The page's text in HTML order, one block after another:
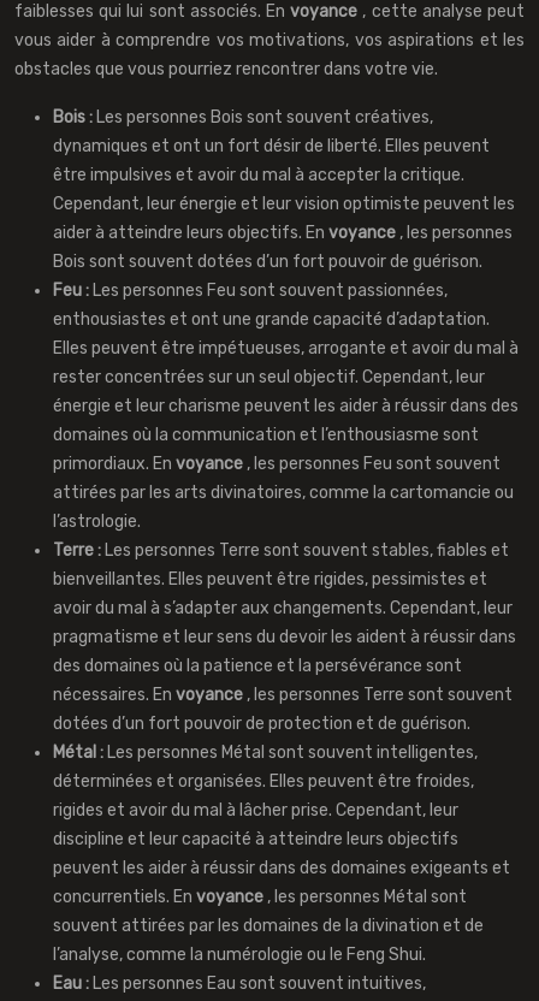
faiblesses qui lui sont associés. Envoyance , cette analyse peut
vous aider à comprendre vos motivations, vos aspirations et les
obstacles que vous pourriez rencontrer dans votre vie.
Bois : Les personnes Bois sont souvent créatives,
dynamiques et ont un fort désir de liberté. Elles peuvent
être impulsives et avoir du mal à accepter la critique.
Cependant, leur énergie et leur vision optimiste peuvent les
aider à atteindre leurs objectifs. En voyance , les personnes
Bois sont souvent dotées d’un fort pouvoir de guérison.
Feu : Les personnes Feu sont souvent passionnées,
enthousiastes et ont une grande capacité d’adaptation.
Elles peuvent être impétueuses, arrogante et avoir du mal à
rester concentrées sur un seul objectif. Cependant, leur
énergie et leur charisme peuvent les aider à réussir dans des
domaines où la communication et l’enthousiasme sont
primordiaux. En voyance , les personnes Feu sont souvent
attirées par les arts divinatoires, comme la cartomancie ou
l’astrologie.
Terre : Les personnes Terre sont souvent stables, fiables et
bienveillantes. Elles peuvent être rigides, pessimistes et
avoir du mal à s’adapter aux changements. Cependant, leur
pragmatisme et leur sens du devoir les aident à réussir dans
des domaines où la patience et la persévérance sont
nécessaires. En voyance , les personnes Terre sont souvent
dotées d’un fort pouvoir de protection et de guérison.
Métal : Les personnes Métal sont souvent intelligentes,
déterminées et organisées. Elles peuvent être froides,
rigides et avoir du mal à lâcher prise. Cependant, leur
discipline et leur capacité à atteindre leurs objectifs
peuvent les aider à réussir dans des domaines exigeants et
concurrentiels. En voyance , les personnes Métal sont
souvent attirées par les domaines de la divination et de
l’analyse, comme la numérologie ou le Feng Shui.
Eau : Les personnes Eau sont souvent intuitives,